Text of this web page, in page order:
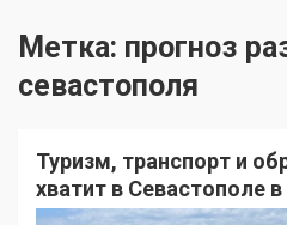
Метка: прогноз
севастополя
Туризм, транспорт и
хватит в Севастополе